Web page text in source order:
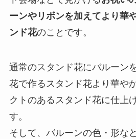
ーンやリボンを加えてより華
ンド花のことです。
通常のスタンド花にバルーン
花で作るスタンド花より華や
クトのあるスタンド花に仕上
す。
そして、バルーンの色・形な